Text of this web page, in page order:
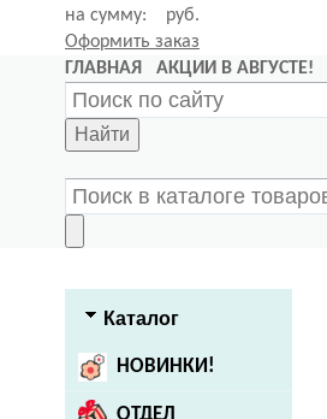
на сумму:
руб.
Оформить заказ
ГЛАВНАЯ
АКЦИИ В АВГУСТЕ!
Найти
Каталог
НОВИНКИ!
ОТДЕЛ